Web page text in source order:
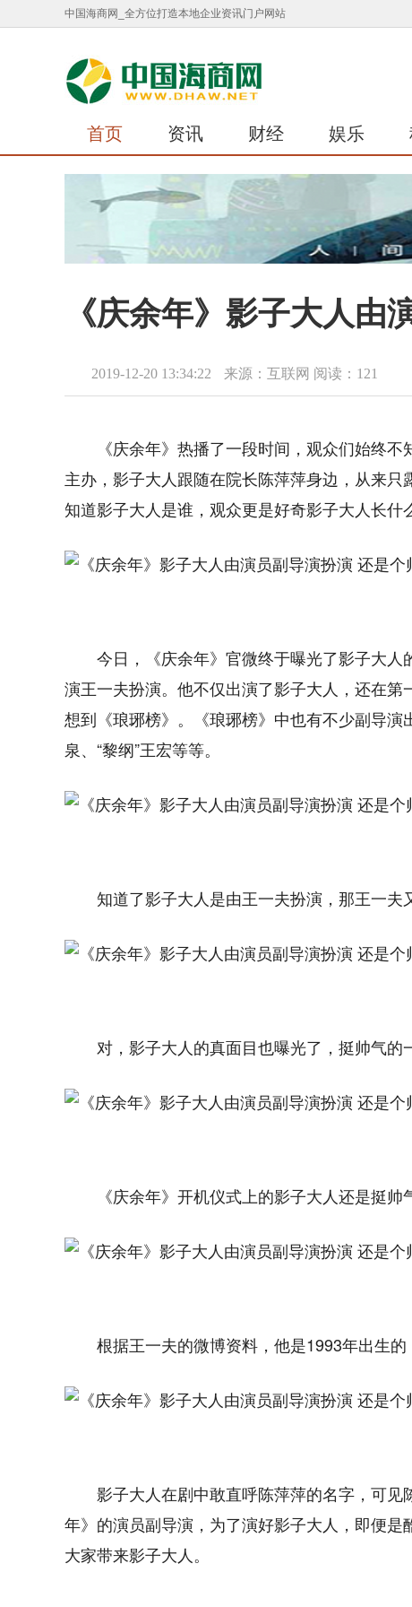
中国海商网_全方位打造本地企业资讯门户网站
首页 资讯 财经 娱乐
《庆余年》影子大人由
2019-12-20 13:34:22 来源：互联网 阅读：121
《庆余年》热播了一段时间，观众们始终
主办，影子大人跟随在院长陈萍萍身边，从来
知道影子大人是谁，观众更是好奇影子大人长什
今日，《庆余年》官微终于曝光了影子大
演王一夫扮演。他不仅出演了影子大人，还在
想到《琅琊榜》。《琅琊榜》中也有不少副导演
泉、“黎纲”王宏等等。
知道了影子大人是由王一夫扮演，那王一夫
对，影子大人的真面目也曝光了，挺帅气的
《庆余年》开机仪式上的影子大人还是挺
根据王一夫的微博资料，他是1993年出生的
影子大人在剧中敢直呼陈萍萍的名字，可
年》的演员副导演，为了演好影子大人，即便
大家带来影子大人。